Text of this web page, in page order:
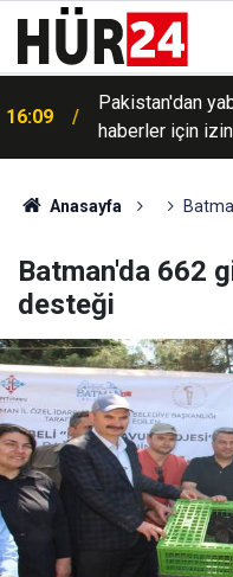
16:09
Pakistan'dan
16:07
Belediye
birçok
Anasayfa
Batman'da 662
desteği